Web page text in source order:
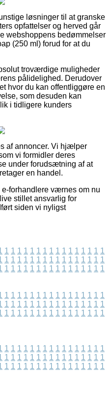
løsninger til at granske
opfattelser og herved går
webshoppens bedømmelser
(250 ml) forud for at du
troværdige muligheder
pålidelighed. Derudover
hvor du kan offentliggøre en
som desuden kan
i tidligere kunders
af annoncer. Vi hjælper
vi formidler deres
under forudsætning af at
en handel.
e-forhandlere værnes om nu
stillet ansvarlig for
siden vi nyligst
1 1 1 1 1 1 1 1 1 1 1 1 1 1 1 1
1 1 1 1 1 1 1 1 1 1 1 1 1 1 1 1
1 1 1 1 1 1 1 1 1 1 1 1 1 1 1 1
1 1 1 1 1 1 1 1 1 1 1 1 1 1 1 1
1 1 1 1 1 1 1 1 1 1 1 1 1 1 1 1
1 1 1 1 1 1 1 1 1 1 1 1 1 1 1 1
1 1 1 1 1 1 1 1 1 1 1 1 1 1 1 1
1 1 1 1 1 1 1 1 1 1 1 1 1 1 1 1
1 1 1 1 1 1 1 1 1 1 1 1 1 1 1 1